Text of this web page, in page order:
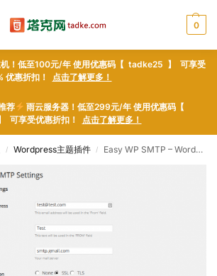
0
机！低至100元/年 使用优惠码【 tadke25 】 可享受
优惠折扣！ 点击了解更多！
荐
雨云服务器！低至299元/年 使用优惠码【
可享受优惠折扣！ 点击了解更多！
/ Wordpress主题插件 / Easy WP SMTP – WordPress plugin WordPress插件下载